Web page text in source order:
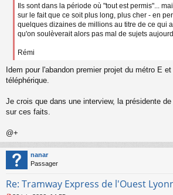
Ils sont dans la période où "tout est permis"...
sur le fait que ce soit plus long, plus cher - en
quelques dizaines de millions au titre de ce qui
qu'on soulèverait alors pas mal de sujets
Rémi
Idem pour l'abandon premier projet du métro E
téléphérique.
Je crois que dans une interview, la présidente
sur ces faits.
@+
nanar
Passager
Re: Tramway Express de l'Ouest